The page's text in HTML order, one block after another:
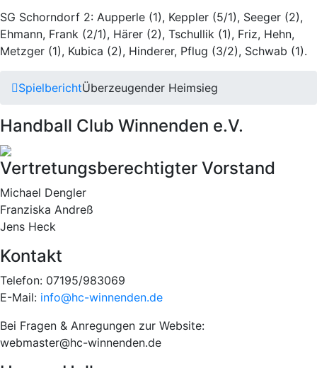
SG Schorndorf 2: Aupperle (1), Keppler (5/1), Seeger (2),
Ehmann, Frank (2/1), Härer (2), Tschullik (1), Friz, Hehn,
Metzger (1), Kubica (2), Hinderer, Pflug (3/2), Schwab (1).
SpielberichtÜberzeugender Heimsieg
Handball Club Winnenden e.V.
Vertretungsberechtigter Vorstand
Michael Dengler
Franziska Andreß
Jens Heck
Kontakt
Telefon: 07195/983069
E-Mail: info@hc-winnenden.de
Bei Fragen & Anregungen zur Website:
webmaster@hc-winnenden.de